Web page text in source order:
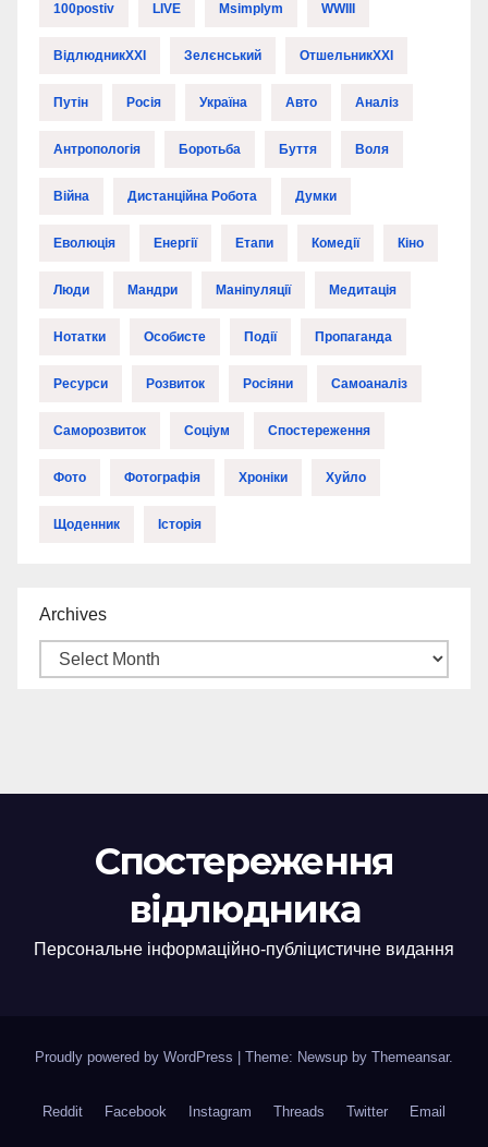
100postiv LIVE Msimplym WWIII
ВідлюдникXXI Зелєнський ОтшельникXXI
Путін Росія Україна Авто Аналіз
Антропологія Боротьба Буття Воля
Війна Дистанційна Робота Думки
Еволюція Енергії Етапи Комедії Кіно
Люди Мандри Маніпуляції Медитація
Нотатки Особисте Події Пропаганда
Ресурси Розвиток Росіяни Самоаналіз
Саморозвиток Соціум Спостереження
Фото Фотографія Хроніки Хуйло
Щоденник Історія
Archives
Спостереження
відлюдника
Персональне інформаційно-публіцистичне видання
Proudly powered by WordPress Theme: Newsup by Themeansar.
Reddit Facebook Instagram Threads Twitter Email